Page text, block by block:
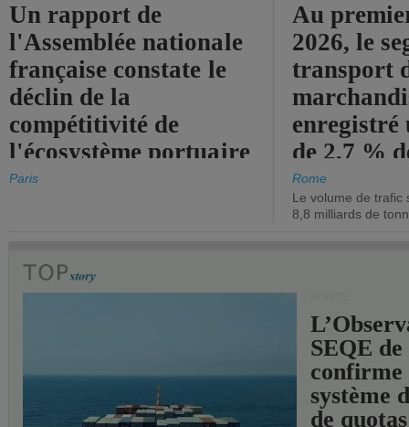
Un rapport de
l'Assemblée nationale
française constate le
déclin de la
compétitivité de
l'écosystème portuaire
de l'État.
Paris
Au
2026, le
transport
enregistré
de 2,7 %
chiffre
Rome
Le volume de trafic
8,8 milliards de
SEQE de
confirme
système
de quotas